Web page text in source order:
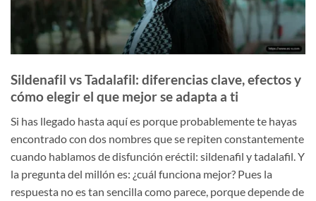
Sildenafil vs Tadalafil: diferencias clave, efectos y
cómo elegir el que mejor se adapta a ti
Si has llegado hasta aquí es porque probablemente te hayas
encontrado con dos nombres que se repiten constantemente
cuando hablamos de disfunción eréctil: sildenafil y tadalafil. Y
la pregunta del millón es: ¿cuál funciona mejor? Pues la
respuesta no es tan sencilla como parece, porque depende de